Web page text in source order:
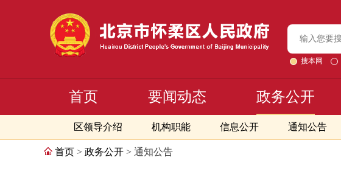
搜本网
首页 要闻动态 政务公开
区领导介绍 机构职能 信息公开 通知公告
首页 > 政务公开 > 通知公告